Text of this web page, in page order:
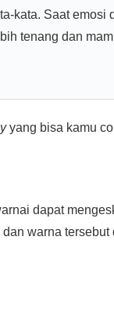
kata. Saat emosi
tenang dan
yang bisa kamu
dapat
warna